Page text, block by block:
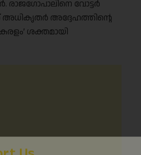
രാജഗോപാലിനെ വോട്ടർ
അധികൃതർ അദ്ദേഹത്തിൻ്റെ
ശക്തമായി
Us